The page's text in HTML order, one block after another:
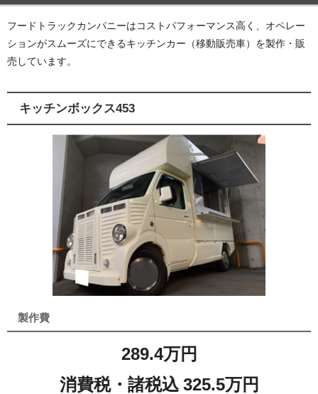
フードトラックカンパニーはコストパフォーマンス高く、オペレー
ションがスムーズにできるキッチンカー（移動販売車）を製作・販
売しています。
キッチンボックス453
製作費
289.4万円
消費税・諸税込 325.5万円